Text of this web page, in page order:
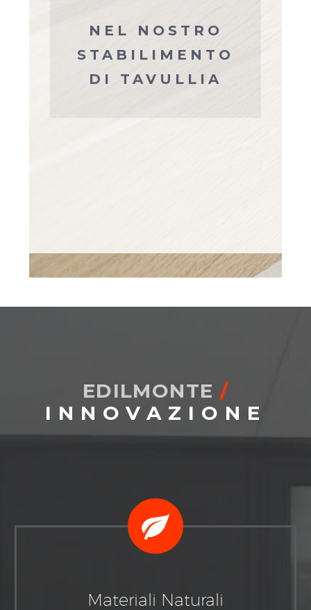
NEL NOSTRO
STABILIMENTO
DI TAVULLIA
EDILMONTE /
INNOVAZIONE


Materiali Naturali